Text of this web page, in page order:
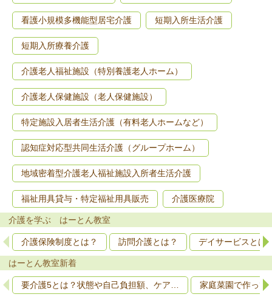
看護小規模多機能型居宅介護 短期入所生活介護
短期入所療養介護
介護老人福祉施設（特別養護老人ホーム）
介護老人保健施設（老人保健施設）
特定施設入居者生活介護（有料老人ホームなど）
認知症対応型共同生活介護（グループホーム）
地域密着型介護老人福祉施設入所者生活介護
福祉用具貸与・特定福祉用具販売 介護医療院
介護を学ぶ はーとん教室
介護保険制度とは？ 訪問介護とは？ デイサービスとは
はーとん教室新着
要介護5とは？状態や自己負担額、ケア… 家庭菜園で作っ